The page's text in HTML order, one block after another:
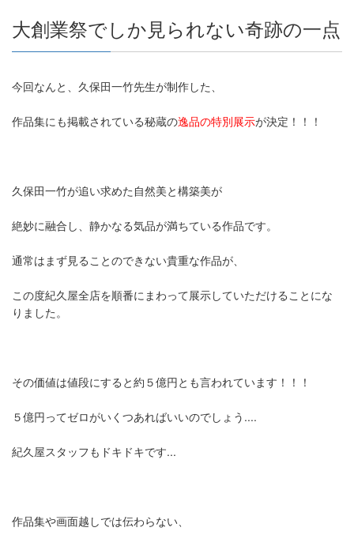
大創業祭でしか見られない奇跡の一点
今回なんと、久保田一竹先生が制作した、
作品集にも掲載されている秘蔵の逸品の特別展示が決定！！！
久保田一竹が追い求めた自然美と構築美が
絶妙に融合し、静かなる気品が満ちている作品です。
通常はまず見ることのできない貴重な作品が、
この度紀久屋全店を順番にまわって展示していただけることにな
りました。
その価値は値段にすると約５億円とも言われています！！！
５億円ってゼロがいくつあればいいのでしょう....
紀久屋スタッフもドキドキです...
作品集や画面越しでは伝わらない、